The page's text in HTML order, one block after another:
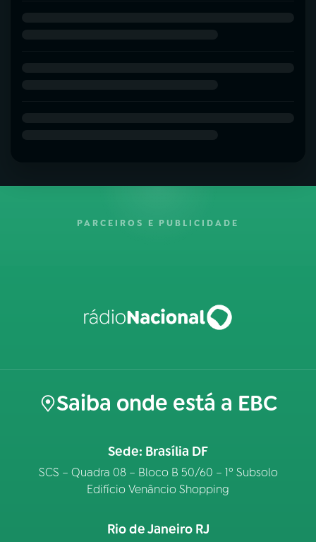
PARCEIROS E PUBLICIDADE
Saiba onde está a EBC
Sede: Brasília DF
SCS – Quadra 08 – Bloco B 50/60 – 1º Subsolo
Edifício Venâncio Shopping
Rio de Janeiro RJ